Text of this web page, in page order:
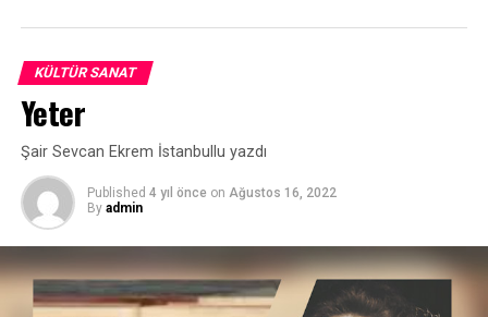
KÜLTÜR SANAT
Yeter
Şair Sevcan Ekrem İstanbullu yazdı
Published 4 yıl önce on Ağustos 16, 2022
By admin